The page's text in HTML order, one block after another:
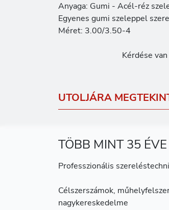
Anyaga: Gumi - Acél-réz
Egyenes gumi szeleppel
Méret: 3.00/3.50-4
Kérdése
UTOLJÁRA
TÖBB MINT 35
Professzionális
Célszerszámok,
nagykereskedelme